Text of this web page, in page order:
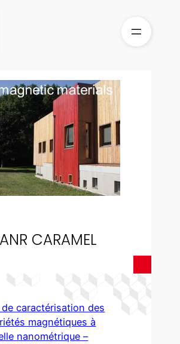
CARAMEL
de caractérisation des
magnétiques à
nanométrique –